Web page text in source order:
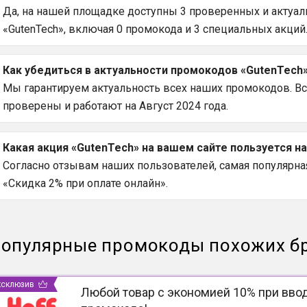
Да, на нашей площадке доступны 3 проверенных и
«GutenTech», включая 0 промокода и 3 специальных акций.
Как убедиться в актуальности промокодов
Мы гарантируем актуальность всех наших промокодов.
проверены и работают на Август 2024 года.
Какая акция «GutenTech» на вашем сайте пользуется
Согласно отзывам наших пользователей, самая
«Скидка 2% при оплате онлайн».
промокоды похожих
Любой товар с экономией 10% при